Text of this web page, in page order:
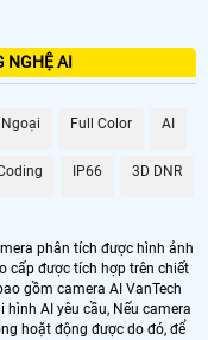
Giao Thông
NGHỆ AI
Full Color AI
IP66 3D DNR
phân tích được hình ảnh
cấp được tích hợp trên chiết
gồm camera AI VanTech
AI yêu cầu, Nếu camera
hoặt động được do đó, để